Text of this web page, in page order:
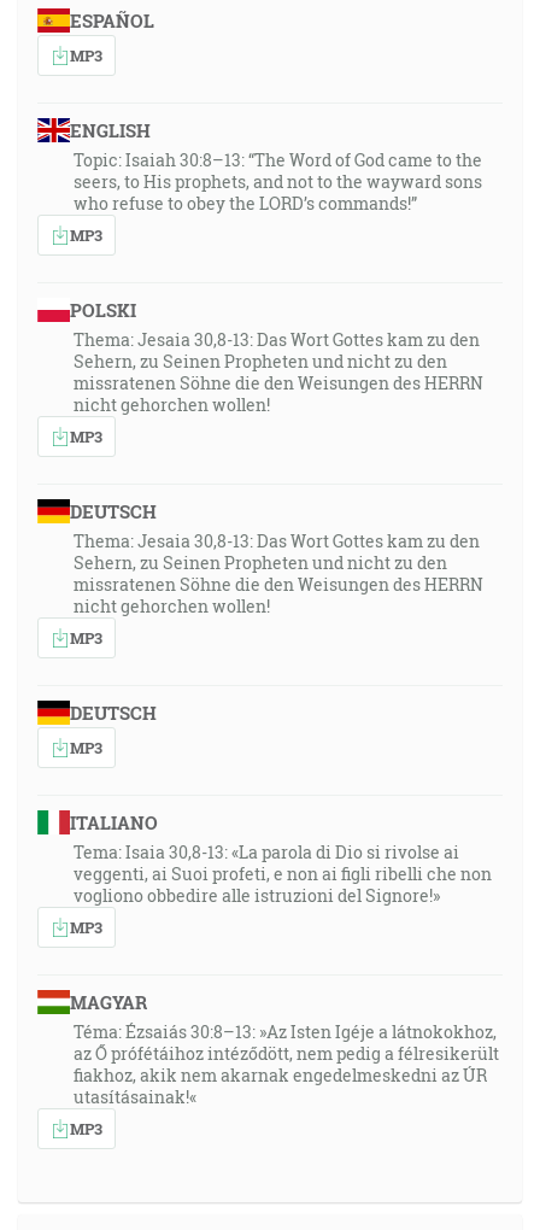
ESPAÑOL
MP3
ENGLISH
Topic: Isaiah 30:8–13: “The Word of God came to the
seers, to His prophets, and not to the wayward sons
who refuse to obey the LORD’s commands!”
MP3
POLSKI
Thema: Jesaia 30,8-13: Das Wort Gottes kam zu den
Sehern, zu Seinen Propheten und nicht zu den
missratenen Söhne die den Weisungen des HERRN
nicht gehorchen wollen!
MP3
DEUTSCH
Thema: Jesaia 30,8-13: Das Wort Gottes kam zu den
Sehern, zu Seinen Propheten und nicht zu den
missratenen Söhne die den Weisungen des HERRN
nicht gehorchen wollen!
MP3
DEUTSCH
MP3
ITALIANO
Tema: Isaia 30,8-13: «La parola di Dio si rivolse ai
veggenti, ai Suoi profeti, e non ai figli ribelli che non
vogliono obbedire alle istruzioni del Signore!»
MP3
MAGYAR
Téma: Ézsaiás 30:8–13: »Az Isten Igéje a látnokokhoz,
az Ő prófétáihoz intéződött, nem pedig a félresikerült
fiakhoz, akik nem akarnak engedelmeskedni az ÚR
utasításainak!«
MP3